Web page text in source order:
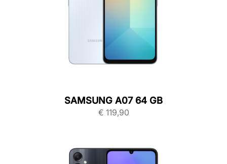
SAMSUNG A07 64 GB
€ 119,90